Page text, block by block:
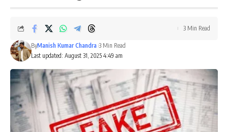
Last updated: August 31, 2025 4:49 am
ByManish Kumar Chandra 3 Min Read
3 Min Read